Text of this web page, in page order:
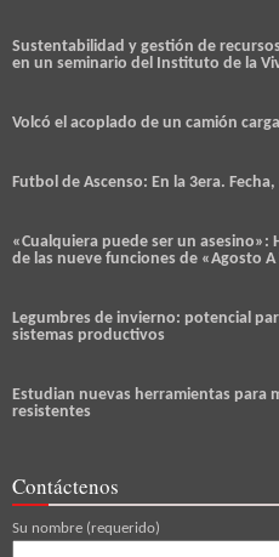
Sustentabilidad y gestión de
en un seminario del Instituto de la
Volcó el acoplado de un camión
Futbol de Ascenso: En la 3era.
«Cualquiera puede ser un asesino»:
de las nueve funciones de «Agosto
Legumbres de invierno: potencial
sistemas productivos
Estudian nuevas herramientas para
resistentes
Contáctenos
Su nombre (requerido)